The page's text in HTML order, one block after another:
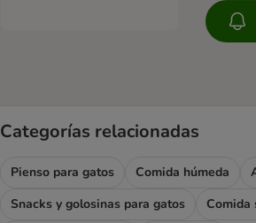
Categorías relacionadas
Pienso para gatos Comida húmeda
Snacks y golosinas para gatos
Comida